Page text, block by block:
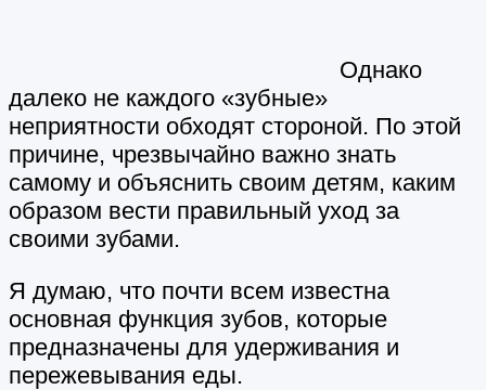
Однако
далеко не каждого «зубные»
неприятности обходят стороной. По этой
причине, чрезвычайно важно знать
самому и объяснить своим детям, каким
образом вести правильный уход за
своими зубами.
Я думаю, что почти всем известна
основная функция зубов, которые
предназначены для удерживания и
пережевывания еды.